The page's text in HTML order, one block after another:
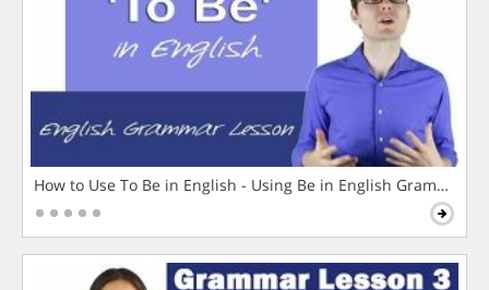
How to Use To Be in English - Using Be in English Grammar